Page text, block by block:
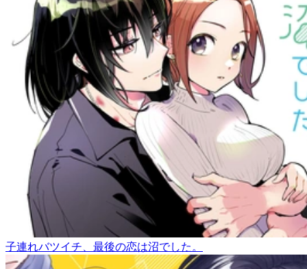
子連れバツイチ、最後の恋は沼でした。